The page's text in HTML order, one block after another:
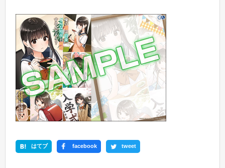
はてブ facebook tweet